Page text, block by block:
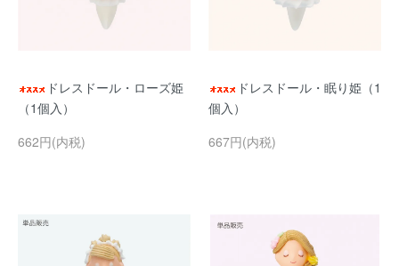
ドレスドール・ローズ姫
（1個入）
662円(内税)
ドレスドール・眠り姫（1
個入）
667円(内税)